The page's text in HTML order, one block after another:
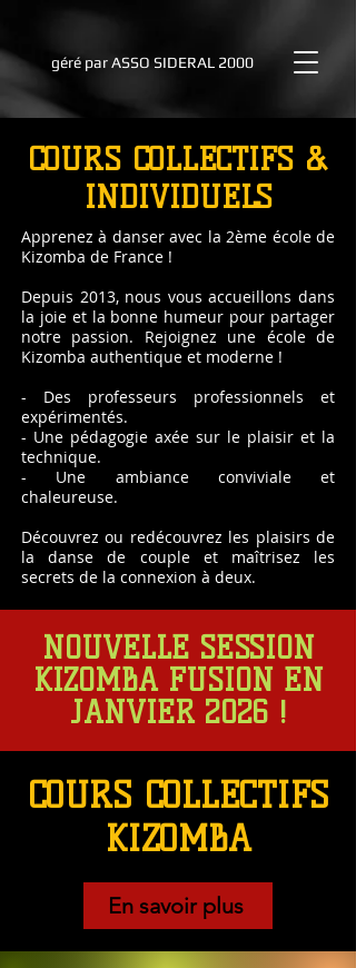
géré parASSO SIDERAL 2000
COURS COLLECTIFS &
INDIVIDUELS
Apprenez à danser avec la 2ème école de
Kizomba de France !
Depuis 2013, nous vous accueillons dans
la joie et la bonne humeur pour partager
notre passion. Rejoignez une école de
Kizomba authentique et moderne !
- Des professeurs professionnels et
expérimentés.
- Une pédagogie axée sur le plaisir et la
technique.
- Une ambiance conviviale et
chaleureuse.
Découvrez ou redécouvrez les plaisirs de
la danse de couple et maîtrisez les
secrets de la connexion à deux.
NOUVELLE SESSION
KIZOMBA FUSION EN
JANVIER 2026 !
COURS COLLECTIFS
KIZOMBA
En savoir plus